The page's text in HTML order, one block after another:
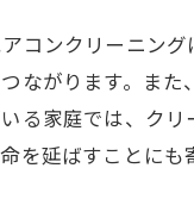
コンクリーニン
ながります。また
る家庭では、クリ
を延ばすことにも